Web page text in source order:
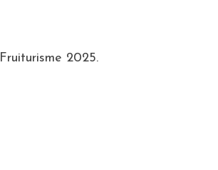
Fruiturisme 2025.